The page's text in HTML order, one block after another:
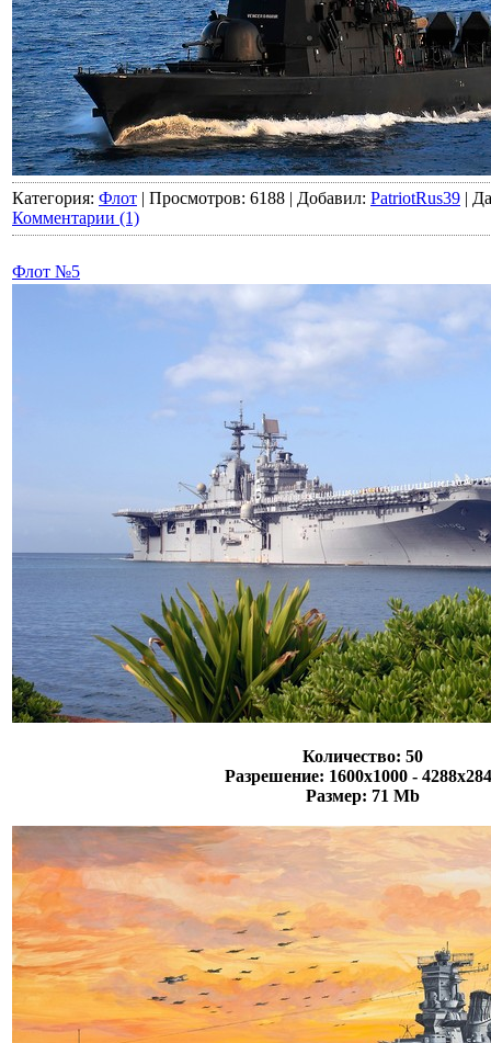
Категория: Флот | Просмотров: 6188 | Добавил: PatriotRus39 |
Комментарии (1)
Флот №5
Количество: 50
Разрешение: 1600х1000 -
Размер: 71 Mb